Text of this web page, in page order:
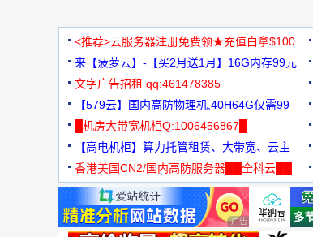
<推荐>云服务器注册免费领★充值白拿$100
来【菠萝云】-【买2月送1月】16G内存99元
文字广告招租 qq:461478385
【579云】国内高防物理机,40H64G仅需99
元
█机房大带宽机柜Q:1006456867█
【高电机柜】算力托管租赁、大带宽、云主
机
香港美国CN2/国内高防服务器██全科云██
广告 商业广告，理性